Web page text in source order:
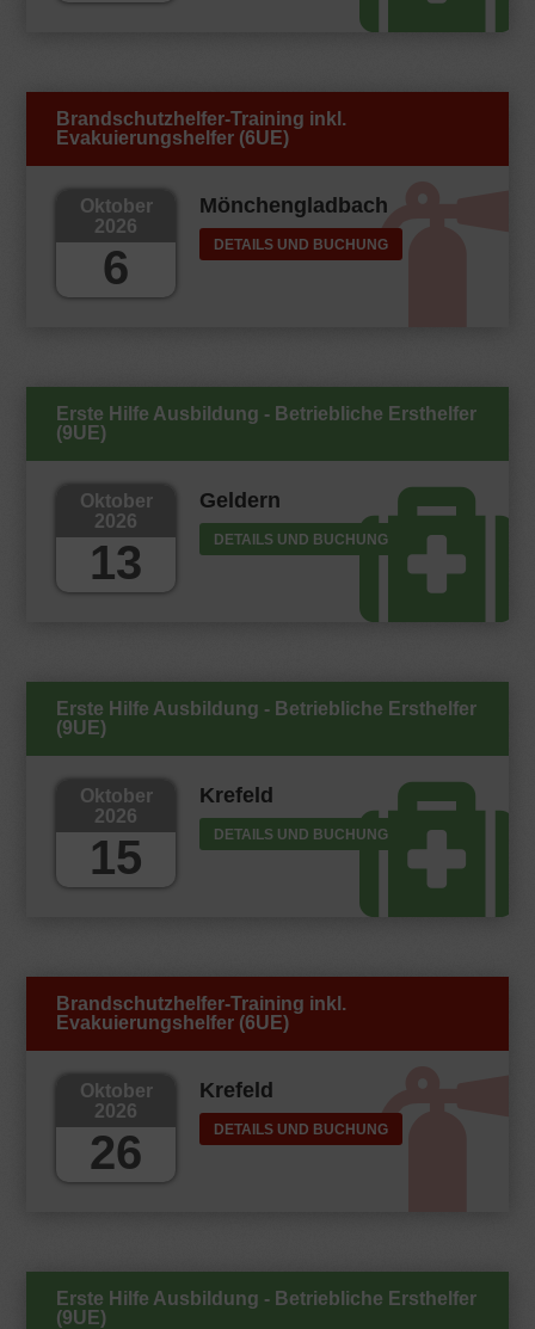
Brandschutzhelfer-Training inkl.
Evakuierungshelfer (6UE)
Oktober
2026
6
Mönchengladbach
DETAILS UND BUCHUNG
Erste Hilfe Ausbildung - Betriebliche Ersthelfer
(9UE)
Oktober
2026
13
Geldern
DETAILS UND BUCHUNG
Erste Hilfe Ausbildung - Betriebliche Ersthelfer
(9UE)
Oktober
2026
15
Krefeld
DETAILS UND BUCHUNG
Brandschutzhelfer-Training inkl.
Evakuierungshelfer (6UE)
Oktober
2026
26
Krefeld
DETAILS UND BUCHUNG
Erste Hilfe Ausbildung - Betriebliche Ersthelfer
(9UE)